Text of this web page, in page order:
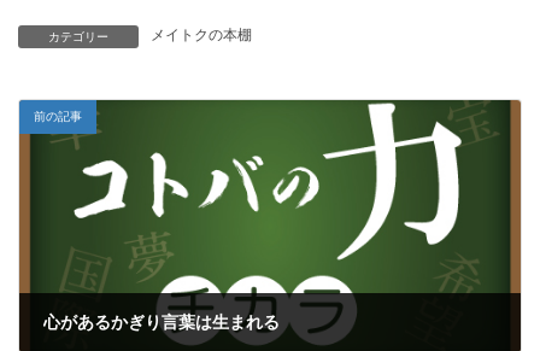
カテゴリー メイトクの本棚
前の記事
心があるかぎり言葉は生まれる